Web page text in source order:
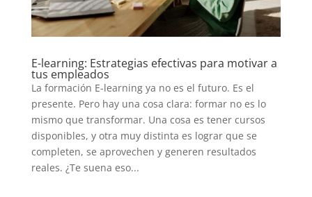
E-learning: Estrategias efectivas para motivar a
tus empleados
La formación E-learning ya no es el futuro. Es el
presente. Pero hay una cosa clara: formar no es lo
mismo que transformar. Una cosa es tener cursos
disponibles, y otra muy distinta es lograr que se
completen, se aprovechen y generen resultados
reales. ¿Te suena eso...